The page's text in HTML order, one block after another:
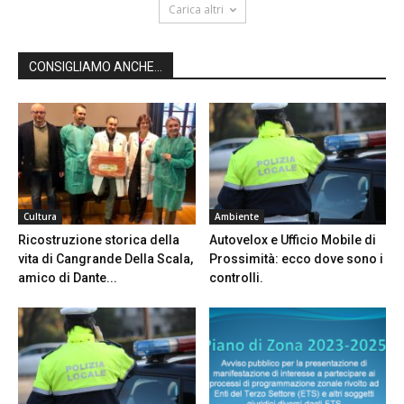
Carica altri
CONSIGLIAMO ANCHE...
Cultura
Ricostruzione storica della
vita di Cangrande Della Scala,
amico di Dante...
Ambiente
Autovelox e Ufficio Mobile di
Prossimità: ecco dove sono i
controlli.